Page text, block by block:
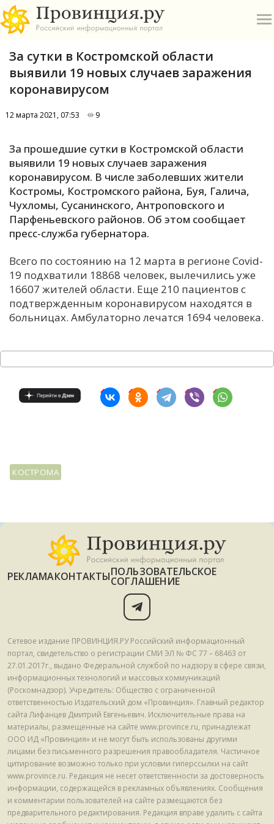
А
Б
В
Е
П
С
Я
За сутки в Костромской области
выявили 19 новых случаев заражения
коронавирусом
12 марта 2021, 07:53 9
За прошедшие сутки в Костромской области
выявили 19 новых случаев заражения
коронавирусом. В числе заболевших жители
Костромы, Костромского района, Буя, Галича,
Чухломы, Сусанинского, Антроповского и
Парфеньевского районов. Об этом сообщает
пресс-служба губернатора.
Всего по состоянию на 12 марта в регионе Covid-
19 подхватили 18868 человек, вылечились уже
16607 жителей области. Еще 210 пациентов с
подтвержденным коронавирусом находятся в
больницах. Амбулаторно лечатся 1694 человека.
КОСТРОМА
РЕКЛАМАКОНТАКТЫПОЛЬЗОВАТЕЛЬСКОЕ
СОГЛАШЕНИЕ
Сетевое издание ПРОВИНЦИЯ.РУ Российский информационный
портал, свидетельство о регистрации СМИ ЭЛ № ФС 77 – 68463 от
27.01.2017г., выдано Федеральной службой по надзору в сфере связи,
информационных технологий и массовых коммуникаций
(Роскомнадзор). Учредитель: Общество с ограниченной
ответственностью Издательский дом «Провинция». Главный редактор
сайта Лифанцев Дмитрий Евгеньевич. Исключительные права на
материалы, размещенные на сайте www.province.ru, принадлежат
ООО ИД «Провинция» и не могут быть использованы другими
лицами без письменного разрешения правообладателя. Частичное
цитирование возможно только при условии гиперссылки на сайт
www.province.ru. Редакция не несет ответственности за достоверность
информации, содержащейся в рекламных объявлениях. Сообщения
и комментарии пользователей на сайте размещаются без
предварительного редактирования. Редакция вправе удалить с сайта